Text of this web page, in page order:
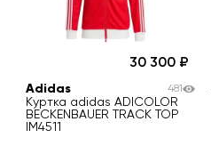
30 300
Adidas
Куртка adidas ADICOLOR
BECKENBAUER TRACK TOP
IM4511
481